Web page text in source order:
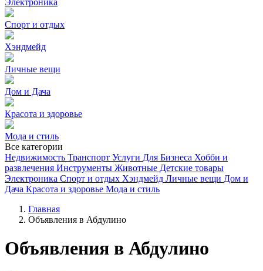
Электроника
Спорт и отдых
Хэндмейд
Личные вещи
Дом и Дача
Красота и здоровье
Мода и стиль
Все категории
Недвижимость Транспорт Услуги Для Бизнеса Хобби и
развлечения Инструменты Животные Детские товары
Электроника Спорт и отдых Хэндмейд Личные вещи Дом и
Дача Красота и здоровье Мода и стиль
Главная
Объявления в Абдулино
Объявления в Абдулино